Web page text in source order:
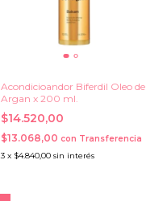
Acondicioandor Biferdil Oleo de
Argan x 200 ml.
$14.520,00
$13.068,00 con Transferencia
3 x $4.840,00 sin interés